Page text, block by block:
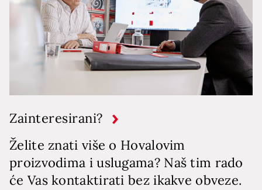
Zainteresirani?
Želite znati više o Hovalovim
proizvodima i uslugama? Naš tim rado
će Vas kontaktirati bez ikakve obveze.